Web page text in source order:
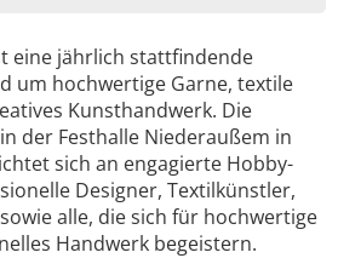
eine jährlich stattfindende
um hochwertige Garne, textile
Kunsthandwerk. Die
der Festhalle Niederaußem in
sich an engagierte Hobby-
Designer, Textilkünstler,
alle, die sich für hochwertige
Handwerk begeistern.